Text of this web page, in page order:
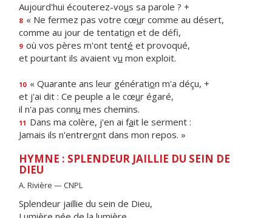
Aujourd'hui écouterez-vous sa parole ? +
8 « Ne fermez pas votre cœur comme au désert,
comme au jour de tentation et de défi,
9 où vos pères m'ont tenté et provoqué,
et pourtant ils avaient vu mon exploit.
10 « Quarante ans leur génération m'a déçu, +
et j'ai dit : Ce peuple a le cœur égaré,
il n'a pas connu mes chemins.
11 Dans ma colère, j'en ai fait le serment :
Jamais ils n'entreront dans mon repos. »
HYMNE : SPLENDEUR JAILLIE DU SEIN DE
DIEU
A. Rivière — CNPL
Splendeur jaillie du sein de Dieu,